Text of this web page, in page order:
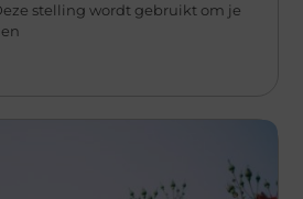
stelling wordt gebruikt om je